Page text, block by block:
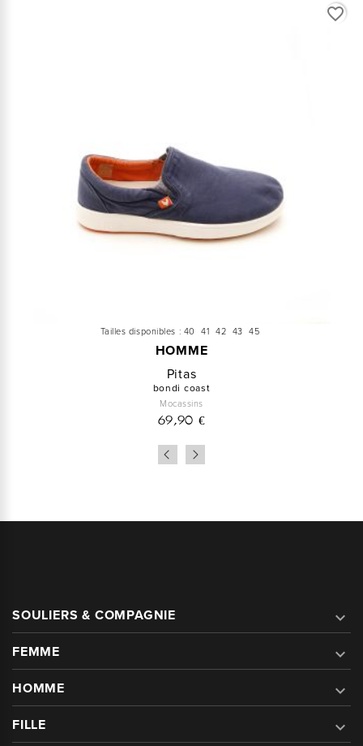
Tailles disponibles : 40 41 42 43 45
HOMME
Pitas
bondi coast
Mocassins
69,90 €
favorite_border
SOULIERS & COMPAGNIE 
FEMME 
HOMME 
FILLE 